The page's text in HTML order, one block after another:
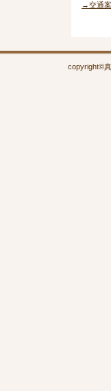
→交通
copyright©